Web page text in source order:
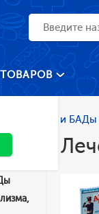
ТОВАРОВ
Лекарства и БАДы